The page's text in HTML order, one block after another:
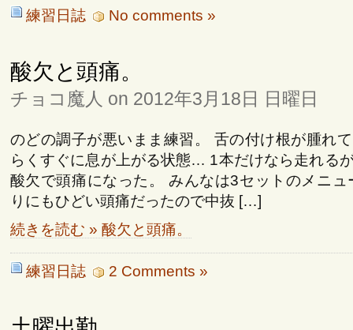
練習日誌 No comments »
酸欠と頭痛。
チョコ魔人 on 2012年3月18日 日曜日
のどの調子が悪いまま練習。 舌の付け根が腫れ
らくすぐに息が上がる状態… 1本だけなら走れる
酸欠で頭痛になった。 みんなは3セットのメニュ
りにもひどい頭痛だったので中抜 […]
続きを読む » 酸欠と頭痛。
練習日誌 2 Comments »